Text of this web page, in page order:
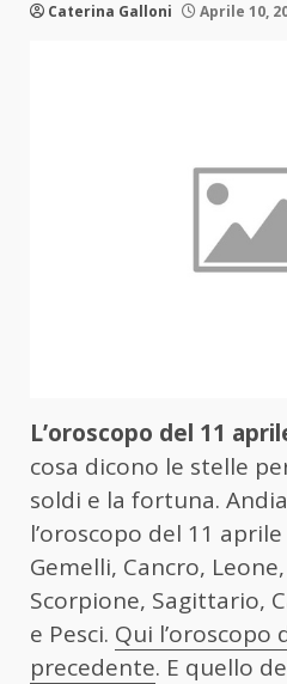
Caterina Galloni Aprile 10,
L’oroscopo del 11
cosa dicono le stelle
soldi e la fortuna.
l’oroscopo del 11
Gemelli, Cancro,
Scorpione, Sagittario,
e Pesci. Qui l’oroscopo
precedente. E quello